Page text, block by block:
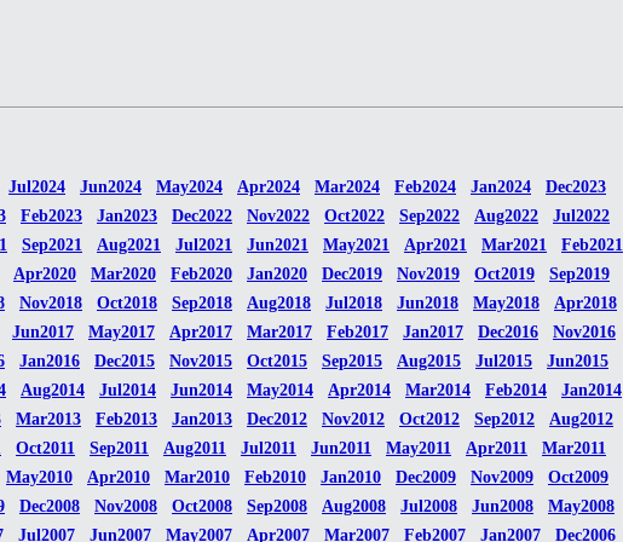
Jul2024 Jun2024 May2024 Apr2024 Mar2024 Feb2024 Jan2024
Dec2023
Feb2023 Jan2023 Dec2022 Nov2022 Oct2022 Sep2022 Aug2022
Jul2022
Sep2021 Aug2021 Jul2021 Jun2021 May2021 Apr2021 Mar2021
Feb2021
Apr2020 Mar2020 Feb2020 Jan2020 Dec2019 Nov2019 Oct2019
Sep2019
Nov2018 Oct2018 Sep2018 Aug2018 Jul2018 Jun2018 May2018
Apr2018
Jun2017 May2017 Apr2017 Mar2017 Feb2017 Jan2017 Dec2016
Nov2016
Jan2016 Dec2015 Nov2015 Oct2015 Sep2015 Aug2015 Jul2015
Jun2015
Aug2014 Jul2014 Jun2014 May2014 Apr2014 Mar2014 Feb2014
Jan2014
Mar2013 Feb2013 Jan2013 Dec2012 Nov2012 Oct2012 Sep2012
Aug2012
Oct2011 Sep2011 Aug2011 Jul2011 Jun2011 May2011 Apr2011
Mar2011
May2010 Apr2010 Mar2010 Feb2010 Jan2010 Dec2009 Nov2009
Oct2009
Dec2008 Nov2008 Oct2008 Sep2008 Aug2008 Jul2008 Jun2008
May2008
Jul2007 Jun2007 May2007 Apr2007 Mar2007 Feb2007 Jan2007 Dec2006